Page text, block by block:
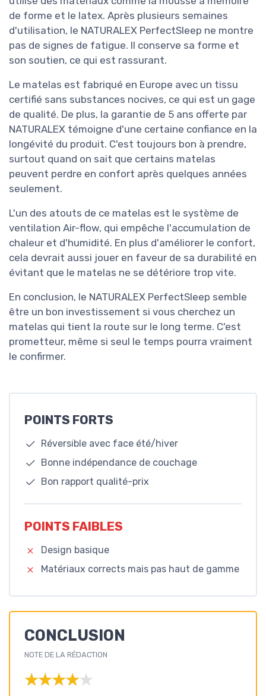
de forme et le latex. Après plusieurs semaines
d'utilisation, le NATURALEX PerfectSleep ne montre
pas de signes de fatigue. Il conserve sa forme et
son soutien, ce qui est rassurant.
Le matelas est fabriqué en Europe avec un tissu
certifié sans substances nocives, ce qui est un gage
de qualité. De plus, la garantie de 5 ans offerte par
NATURALEX témoigne d'une certaine confiance en la
longévité du produit. C'est toujours bon à prendre,
surtout quand on sait que certains matelas
peuvent perdre en confort après quelques années
seulement.
L'un des atouts de ce matelas est le système de
ventilation Air-flow, qui empêche l'accumulation de
chaleur et d'humidité. En plus d'améliorer le confort,
cela devrait aussi jouer en faveur de sa durabilité en
évitant que le matelas ne se détériore trop vite.
En conclusion, le NATURALEX PerfectSleep semble
être un bon investissement si vous cherchez un
matelas qui tient la route sur le long terme. C'est
prometteur, même si seul le temps pourra vraiment
le confirmer.
POINTS FORTS
Réversible avec face été/hiver
Bonne indépendance de couchage
Bon rapport qualité-prix
POINTS FAIBLES
Design basique
Matériaux corrects mais pas haut de gamme
CONCLUSION
NOTE DE LA RÉDACTION
★★★★★
★★★★★